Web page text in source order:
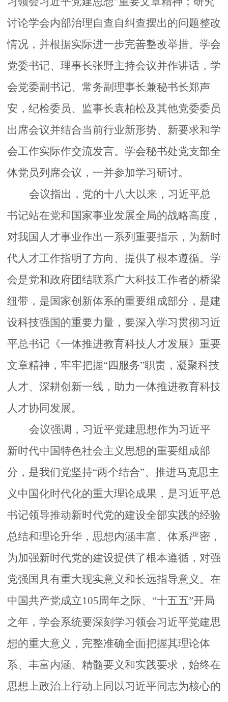
广
学
交
国
合
作
科
学
普
及
员
务
政
策
法
规
党
讨论学会内部治理自查自纠查摆出的问题整改
情况，并根据实际进一步完善整改举措。 学会
党委书记、理事长张野主持会议并作讲话，学
会党委副书记、常务副理事长兼秘书长郑声
安，纪检委员、监事长袁柏松及其他党委委员
出席会议并结合当前行业新形势、新要求和学
会工作实际作交流发言。学会秘书处党支部全
体党员列席会议，一并参加学习研讨。
会议指出，党的十八大以来，习近平总
书记站在党和国家事业发展全局的战略高度，
对我国人才事业作出一系列重要指示，为新时
代人才工作指明了方向、提供了根本遵循。 学
会是党和政府团结联系广大科技工作者的桥梁
纽带，是国家创新体系的重要组成部分，是建
设科技强国的重要力量 ， 要深入学习贯彻习近
平总书记 《一体推进教育科技人才发展》重要
文章精神， 牢牢把握“四服务”职责，凝聚科技
人才、深耕创新一线，助力一体推进教育科技
人才协同发展。
会议强调 ，习近平党建思想作为习近平
新时代中国特色社会主义思想的重要组成部
分，是我们党坚持“两个结合”、推进马克思主
义中国化时代化的重大理论成果，是习近平总
书记领导推动新时代党的建设全部实践的经验
总结和理论升华，思想内涵丰富、体系严密，
为加强新时代党的建设提供了根本遵循，对强
党强国具有重大现实意义和长远指导意义。在
中国共产党成立105周年之际、 “十五五”开局
之年， 学会系统要深刻学习领会习近平党建思
想的重大意义，完整准确全面把握其理论体
系、丰富内涵、精髓要义和实践要求，始终在
思想上政治上行动上同以习近平同志为核心的